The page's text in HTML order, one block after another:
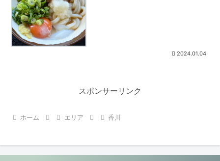
2024.01.04
スポンサーリンク
ホーム エリア 香川